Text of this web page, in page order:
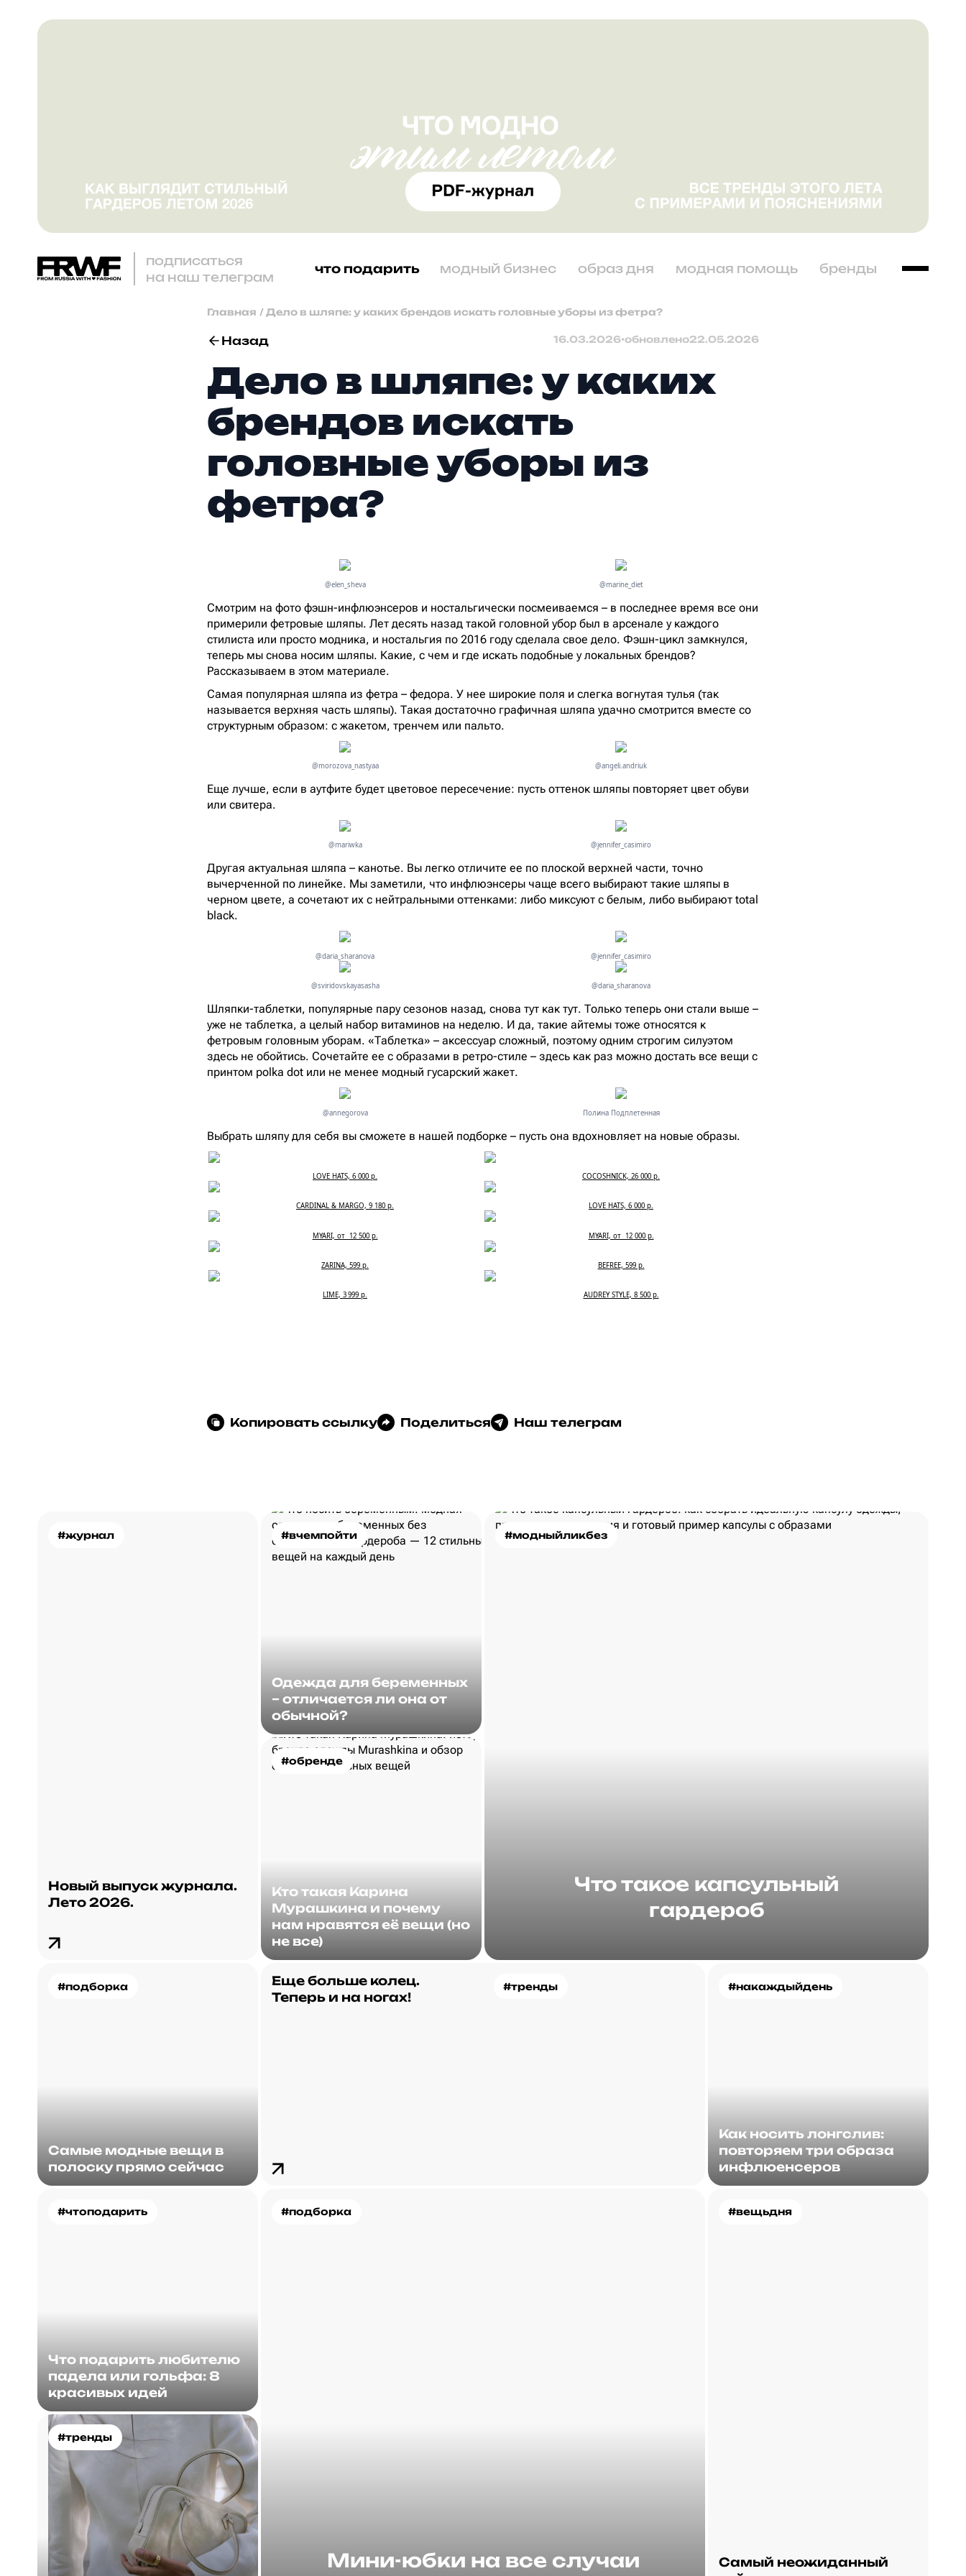
подписаться
на наш телеграм
что подарить модный бизнес образ дня модная помощь бренды
Главная / Дело в шляпе: у каких брендов искать головные уборы из фетра?
Назад 16.03.2026•обновлено22.05.2026
Дело в шляпе: у каких
брендов искать
головные уборы из
фетра?
@elen_sheva @marine_diet
Смотрим на фото фэшн-инфлюэнсеров и ностальгически посмеиваемся – в последнее время все они
примерили фетровые шляпы. Лет десять назад такой головной убор был в арсенале у каждого
стилиста или просто модника, и ностальгия по 2016 году сделала свое дело. Фэшн-цикл замкнулся,
теперь мы снова носим шляпы. Какие, с чем и где искать подобные у локальных брендов?
Рассказываем в этом материале.
Самая популярная шляпа из фетра – федора. У нее широкие поля и слегка вогнутая тулья (так
называется верхняя часть шляпы). Такая достаточно графичная шляпа удачно смотрится вместе со
структурным образом: с жакетом, тренчем или пальто.
@morozova_nastyaa @angeli.andriuk
Еще лучше, если в аутфите будет цветовое пересечение: пусть оттенок шляпы повторяет цвет обуви
или свитера.
@mariwka @jennifer_casimiro
Другая актуальная шляпа – канотье. Вы легко отличите ее по плоской верхней части, точно
вычерченной по линейке. Мы заметили, что инфлюэнсеры чаще всего выбирают такие шляпы в
черном цвете, а сочетают их с нейтральными оттенками: либо миксуют с белым, либо выбирают total
black.
@daria_sharanova @jennifer_casimiro
@sviridovskayasasha @daria_sharanova
Шляпки-таблетки, популярные пару сезонов назад, снова тут как тут. Только теперь они стали выше –
уже не таблетка, а целый набор витаминов на неделю. И да, такие айтемы тоже относятся к
фетровым головным уборам. «Таблетка» – аксессуар сложный, поэтому одним строгим силуэтом
здесь не обойтись. Сочетайте ее с образами в ретро-стиле – здесь как раз можно достать все вещи с
принтом polka dot или не менее модный гусарский жакет.
@annegorova Полина Подплетенная
Выбрать шляпу для себя вы сможете в нашей подборке – пусть она вдохновляет на новые образы.
LOVE HATS, 6 000 р. COCOSHNICK, 26 000 р.
CARDINAL & MARGO, 9 180 р. LOVE HATS, 6 000 р.
MYARI, от 12 500 р. MYARI, от 12 000 р.
ZARINA, 599 р. BEFREE, 599 р.
LIME, 3 999 р. AUDREY STYLE, 8 500 р.
Копировать ссылку Поделиться Наш телеграм
#журнал
Новый выпуск журнала.
Лето 2026.
#вчемпойти
Одежда для беременных
– отличается ли она от
обычной?
#модныйликбез
Что такое капсульный
гардероб
#обренде
Кто такая Карина
Мурашкина и почему
нам нравятся её вещи (но
не все)
#подборка
Самые модные вещи в
полоску прямо сейчас
#тренды
Еще больше колец.
Теперь и на ногах!
#накаждыйдень
Как носить лонгслив:
повторяем три образа
инфлюенсеров
#чтоподарить
Что подарить любителю
падела или гольфа: 8
красивых идей
#подборка
Мини-юбки на все случаи
#вещьдня
Самый неожиданный
#тренды